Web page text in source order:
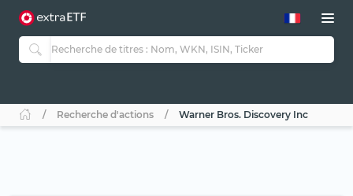
Recherche d'actions Warner Bros. Discovery Inc